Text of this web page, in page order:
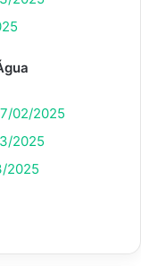
02/2025
2025
2025